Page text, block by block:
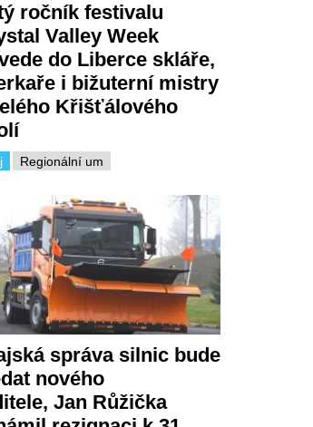
ročník festivalu
Valley Week
do Liberce skláře,
i bižuterní mistry
Křišťálového
Regionální um
správa silnic bude
nového
Jan Růžička